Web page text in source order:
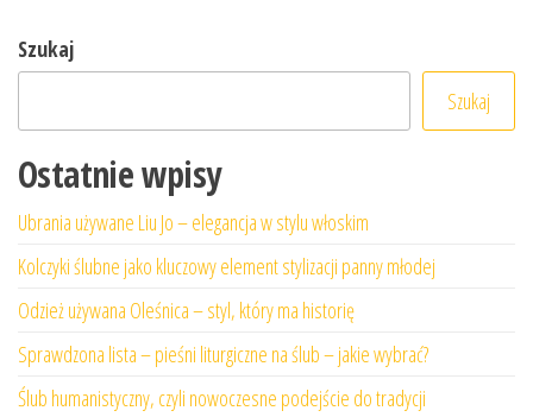
Szukaj
Szukaj
Ostatnie wpisy
Ubrania używane Liu Jo – elegancja w stylu włoskim
Kolczyki ślubne jako kluczowy element stylizacji panny młodej
Odzież używana Oleśnica – styl, który ma historię
Sprawdzona lista – pieśni liturgiczne na ślub – jakie wybrać?
Ślub humanistyczny, czyli nowoczesne podejście do tradycji